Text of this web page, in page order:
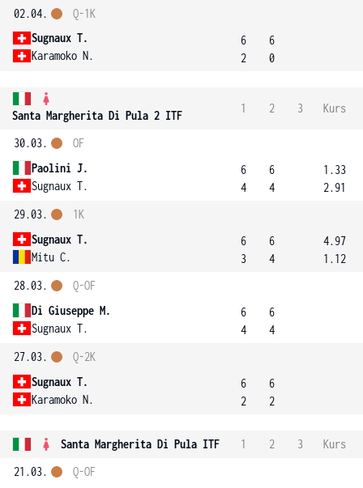
02.04.
Sugnaux T.
Karamoko N.
Q-1K
6
2
6
0
Santa Margherita Di Pula 2 ITF
1 2 3 Kurs
30.03.
Paolini J.
Sugnaux T.
OF
6
4
6
4
1.33
2.91
29.03.
Sugnaux T.
Mitu C.
1K
6
3
6
4
4.97
1.12
28.03.
Di Giuseppe M.
Sugnaux T.
Q-OF
6
4
6
4
27.03.
Sugnaux T.
Karamoko N.
Q-2K
6
2
6
2
Santa Margherita Di Pula ITF 1 2 3
Kurs
21.03.
Q-OF